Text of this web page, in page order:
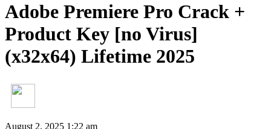
Adobe Premiere Pro Crack +
Product Key [no Virus]
(x32x64) Lifetime 2025
August 2, 2025 1:22 am